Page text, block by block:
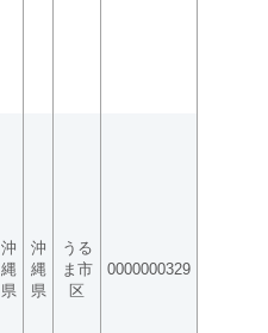
沖
縄
県
沖
縄
県
うる
ま市
区
0000000329